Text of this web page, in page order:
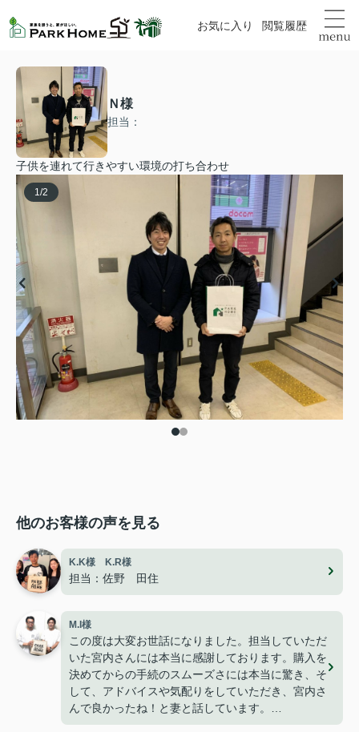
お気に入り 閲覧履歴
Ｎ様
担当：
子供を連れて行きやすい環境の打ち合わせ
1/2
他のお客様の声を見る
K.K様 K.R様
担当：佐野 田住
M.I様
この度は大変お世話になりました。担当していただ
いた宮内さんには本当に感謝しております。購入を
決めてからの手続のスムーズさには本当に驚き、そ
して、アドバイスや気配りをしていただき、宮内さ
んで良かったね！と妻と話しています。
今は無事に引越しも終わり、快適に過ごせて楽しく